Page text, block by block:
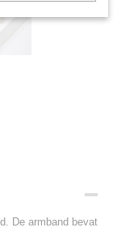
De armband bevat